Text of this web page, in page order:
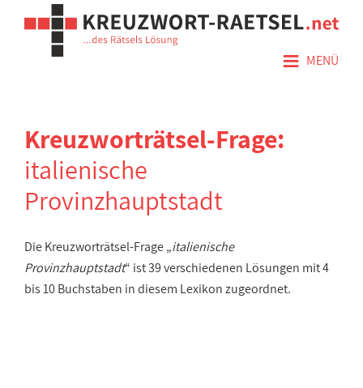
≡ MENÜ
Kreuzworträtsel-Frage:
italienische
Provinzhauptstadt
Die Kreuzworträtsel-Frage „italienische
Provinzhauptstadt“ ist 39 verschiedenen Lösungen mit 4
bis 10 Buchstaben in diesem Lexikon zugeordnet.